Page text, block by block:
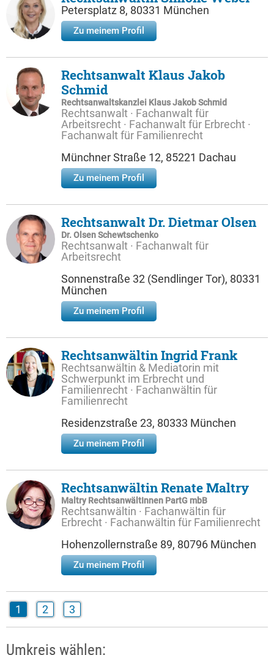
Petersplatz 8, 80331 München
Zu meinem Profil
Rechtsanwalt Klaus Jakob
Schmid
Rechtsanwaltskanzlei Klaus Jakob Schmid
Rechtsanwalt · Fachanwalt für
Arbeitsrecht · Fachanwalt für Erbrecht ·
Fachanwalt für Familienrecht
Münchner Straße 12, 85221 Dachau
Zu meinem Profil
Rechtsanwalt Dr. Dietmar Olsen
Dr. Olsen Schewtschenko
Rechtsanwalt · Fachanwalt für
Arbeitsrecht
Sonnenstraße 32 (Sendlinger Tor), 80331
München
Zu meinem Profil
Rechtsanwältin Ingrid Frank
Rechtsanwältin & Mediatorin mit
Schwerpunkt im Erbrecht und
Familienrecht · Fachanwältin für
Familienrecht
Residenzstraße 23, 80333 München
Zu meinem Profil
Rechtsanwältin Renate Maltry
Maltry RechtsanwältInnen PartG mbB
Rechtsanwältin · Fachanwältin für
Erbrecht · Fachanwältin für Familienrecht
Hohenzollernstraße 89, 80796 München
Zu meinem Profil
1 2 3
Umkreis wählen: